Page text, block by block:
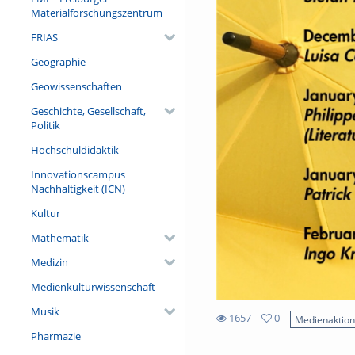
Materialforschungszentrum
FRIAS
Geographie
Geowissenschaften
Geschichte, Gesellschaft,
Politik
Hochschuldidaktik
Innovationscampus
Nachhaltigkeit (ICN)
Kultur
Mathematik
Medizin
Medienkulturwissenschaft
Musik
Pharmazie
1657
0